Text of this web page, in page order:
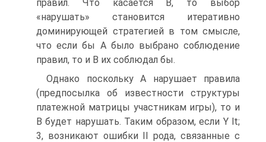
правил. Что касается B, то выбор
«нарушать» становится итеративно
доминирующей стратегией в том смысле,
что если бы А было выбрано соблюдение
правил, то и B их соблюдал бы.
Однако поскольку А нарушает правила
(предпосылка об известности структуры
платежной матрицы участникам игры), то и
B будет нарушать. Таким образом, если Y lt;
3, возникают ошибки II рода, связанные с